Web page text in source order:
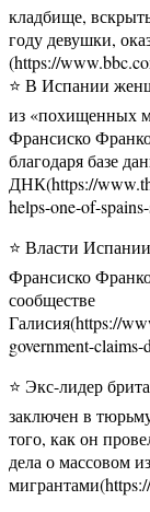
кладбище,
году девушки,
(https://
⭐️ В Испании
из «похищенных
Франсиско
благодаря базе
ДНК(https://
helps-one-of-
⭐️ Власти
Франсиско
сообществе
Галисия(https://
government-
⭐️ Экс-лидер
заключен в
того, как он
дела о массовом